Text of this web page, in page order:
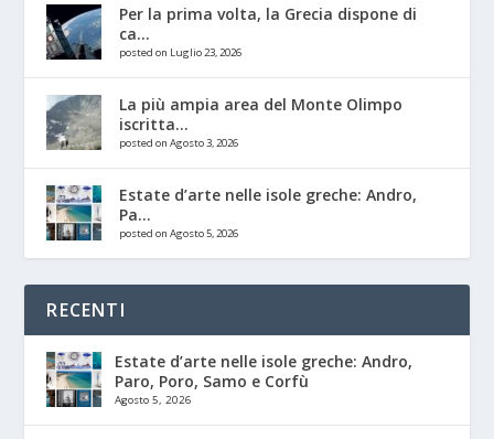
Per la prima volta, la Grecia dispone di
ca...
posted on Luglio 23, 2026
La più ampia area del Monte Olimpo
iscritta...
posted on Agosto 3, 2026
Estate d’arte nelle isole greche: Andro,
Pa...
posted on Agosto 5, 2026
RECENTI
Estate d’arte nelle isole greche: Andro,
Paro, Poro, Samo e Corfù
Agosto 5, 2026